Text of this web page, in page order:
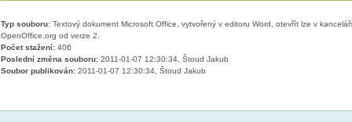
Typ souboru:Textový dokument Microsoft Office, vytvořený v editoru Word, otevřít lze v
OpenOffice.org od verze 2.
Počet stažení:406
Poslední změna souboru:2011-01-07 12:30:34, Štoud Jakub
Soubor publikován:2011-01-07 12:30:34, Štoud Jakub